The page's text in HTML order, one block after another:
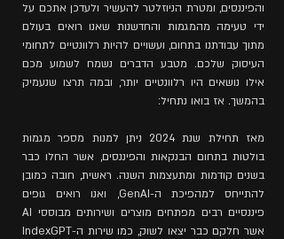
והפיננסים, ומטרת הניוזלטר להעשיר ולעדכן אתכם על
ידי טעימה מהמגמות והחדשנות שאנו רואים בעולם
מתוך עבודתנו בתחום, ועשויים להיות רלוונטיים לתחומי
העיסוק שלכם. מטבע הדברים נשמח לשמוע מכם
אילו נושאים היו רלוונטיים יותר, ובמה תרצו שנעמיק
בהמשך. אז בואו נתחיל:
מאז תחילת שנת 2024 ניתן למנות מספר מגמות
בולטות בתחום הבנקאות והפיננסים, אשר החלו כבר
בשנים קודמות ומתעצמות השנה. ראשית, חובה כמובן
להתייחס למהפיכת ה-GenAI, ואנו רואים גופים
פיננסיים רבים מפתחים מוצרים ושירותים מבוססי AI
אשר חלקם כבר יצאו לשוק, כמו שירות ה-IndexGPT